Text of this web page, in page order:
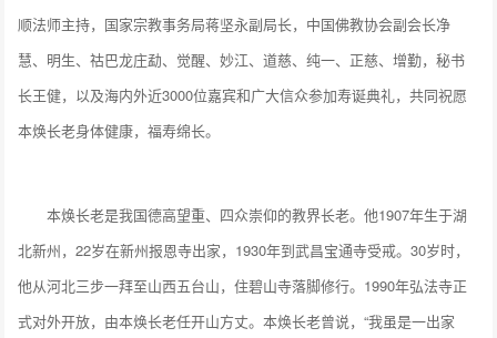
顺法师主持，国家宗教事务局蒋坚永副局长，中国佛教协会副会长净
慧、明生、祜巴龙庄勐、觉醒、妙江、道慈、纯一、正慈、增勤，秘书
长王健，以及海内外近3000位嘉宾和广大信众参加寿诞典礼，共同祝愿
本焕长老身体健康，福寿绵长。
本焕长老是我国德高望重、四众崇仰的教界长老。他1907年生于湖
北新州，22岁在新州报恩寺出家，1930年到武昌宝通寺受戒。30岁时，
他从河北三步一拜至山西五台山，住碧山寺落脚修行。1990年弘法寺正
式对外开放，由本焕长老任开山方丈。本焕长老曾说，“我虽是一出家